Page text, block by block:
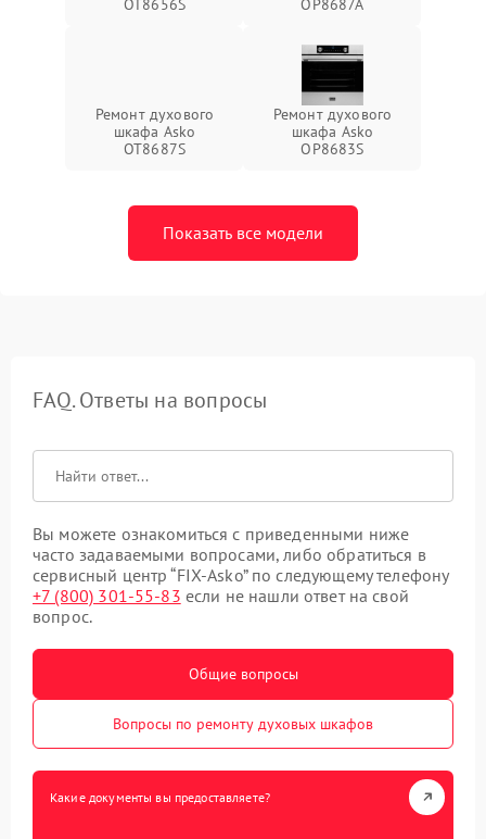
Ремонт духового
шкафа Asko
OT8687S
Ремонт духового
шкафа Asko
OP8683S
Показать все модели
FAQ. Ответы на вопросы
Вы можете ознакомиться с приведенными ниже
часто задаваемыми вопросами, либо обратиться в
сервисный центр “FIX-Asko” по следующему телефону
+7 (800) 301-55-83 если не нашли ответ на свой
вопрос.
Общие вопросы
Вопросы по ремонту духовых шкафов
Какие документы вы предоставляете?